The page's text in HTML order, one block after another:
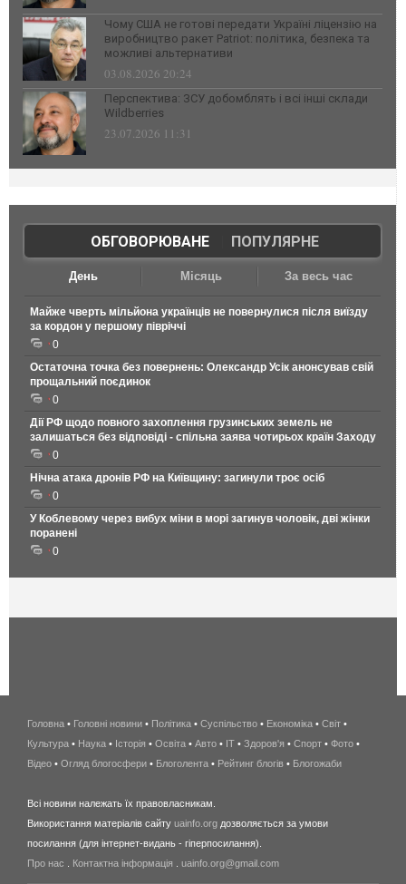
Чому США не готові передати Україні ліцензію на
виробництво ракет Patriot: політика, безпека та
можливі альтернативи
03.08.2026 20:24
Перспектива: ЗСУ добомблять і всі інші склади
Wildberries
23.07.2026 11:31
ОБГОВОРЮВАНЕ| ПОПУЛЯРНЕ
День Місяць За весь час
Майже чверть мільйона українців не повернулися після виїзду
за кордон у першому півріччі
0
Остаточна точка без повернень: Олександр Усік анонсував свій
прощальний поєдинок
0
Дії РФ щодо повного захоплення грузинських земель не
залишаться без відповіді - спільна заява чотирьох країн Заходу
0
Нічна атака дронів РФ на Київщину: загинули троє осіб
0
У Коблевому через вибух міни в морі загинув чоловік, дві жінки
поранені
0
беспроводной
интернет
киев
wimax
в
Головна • Головні новини • Політика • Суспільство • Економіка • Світ •
Культура • Наука • Історія • Освіта • Авто • IT • Здоров'я • Спорт • Фото •
Відео • Огляд блогосфери • Блоголента • Рейтинг блогів • Блогожаби
Всі новини належать їх правовласникам.
Використання матеріалів сайту uainfo.org дозволяється за умови
посилання (для інтернет-видань - гіперпосилання).
Про нас
Контактна інформація uainfo.org@gmail.com